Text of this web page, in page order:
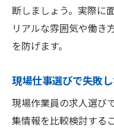
断しましょう。実際に
リアルな雰囲気や働き
を防げます。
現場仕事選びで失敗
現場作業員の求人選び
集情報を比較検討する